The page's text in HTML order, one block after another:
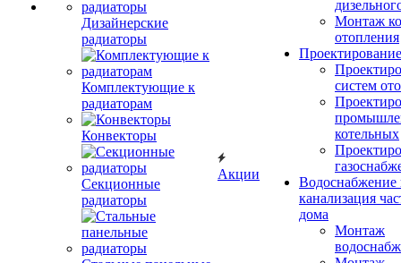
Дизайнерские
радиаторы
Комплектующие к
радиаторам
Конвекторы
Секционные
радиаторы
Акции
Монтаж
отопления
Проектирование
систем
котельных
Водоснабжение
канализация
дома
Монтаж